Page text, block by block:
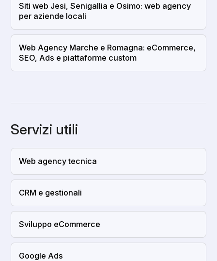
Siti web Jesi, Senigallia e Osimo: web agency
per aziende locali
Web Agency Marche e Romagna: eCommerce,
SEO, Ads e piattaforme custom
Servizi utili
Web agency tecnica
CRM e gestionali
Sviluppo eCommerce
Google Ads